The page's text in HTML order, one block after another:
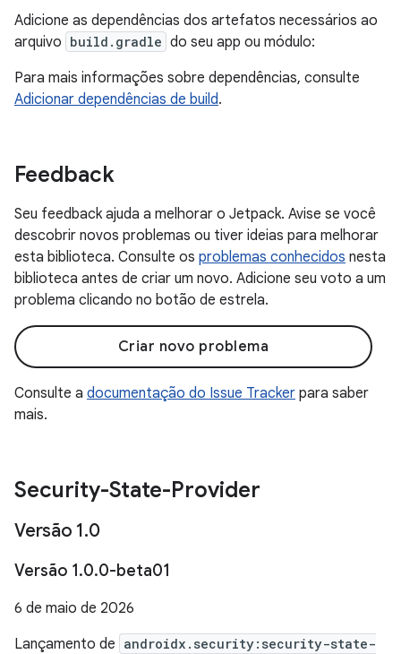
Adicione as dependências dos artefatos necessários ao
arquivo build.gradle do seu app ou módulo:
Para mais informações sobre dependências, consulte
Adicionar dependências de build.
Feedback
Seu feedback ajuda a melhorar o Jetpack. Avise se você
descobrir novos problemas ou tiver ideias para melhorar
esta biblioteca. Consulte os problemas conhecidos nesta
biblioteca antes de criar um novo. Adicione seu voto a um
problema clicando no botão de estrela.
Criar novo problema
Consulte a documentação do Issue Tracker para saber
mais.
Security-State-Provider
Versão 1.0
Versão 1.0.0-beta01
6 de maio de 2026
Lançamento de androidx.security:security-state-